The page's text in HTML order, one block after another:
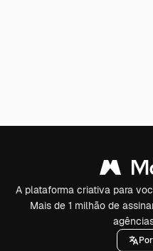
A plataforma criativa para
Mais de 1 milhão de